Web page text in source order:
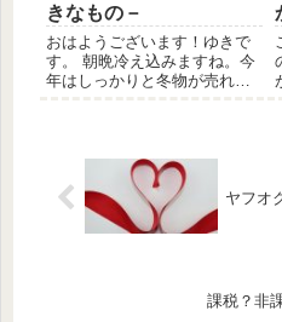
きなもの－
おはようございます！ゆきで
す。 朝晩冷え込みますね。今
年はしっかりと冬物が売れそ
マスとか。。。 でも、なんと
なく、イルミネーションとか
温かいものとか見てるうち
に...
ヤフオ
課税？非